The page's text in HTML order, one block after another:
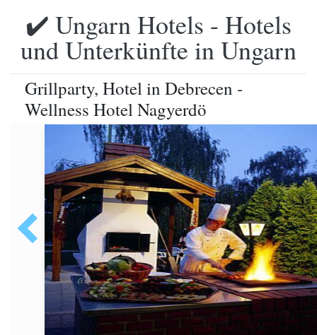
✔️ Ungarn Hotels - Hotels
und Unterkünfte in Ungarn
Grillparty, Hotel in Debrecen -
Wellness Hotel Nagyerdö